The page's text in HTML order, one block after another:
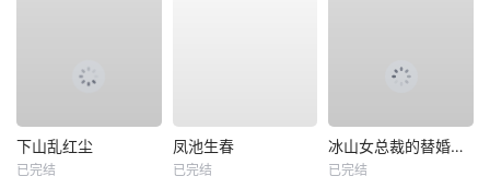
下山乱红尘
已完结
凤池生春
已完结
冰山女总裁的替婚兵王
已完结